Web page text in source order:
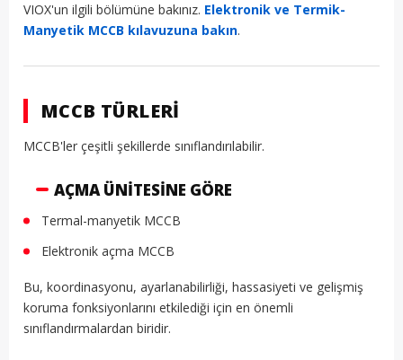
VIOX'un ilgili bölümüne bakınız. Elektronik ve Termik-
Manyetik MCCB kılavuzuna bakın.
MCCB TÜRLERI
MCCB'ler çeşitli şekillerde sınıflandırılabilir.
AÇMA ÜNITESINE GÖRE
Termal-manyetik MCCB
Elektronik açma MCCB
Bu, koordinasyonu, ayarlanabilirliği, hassasiyeti ve gelişmiş
koruma fonksiyonlarını etkilediği için en önemli
sınıflandırmalardan biridir.